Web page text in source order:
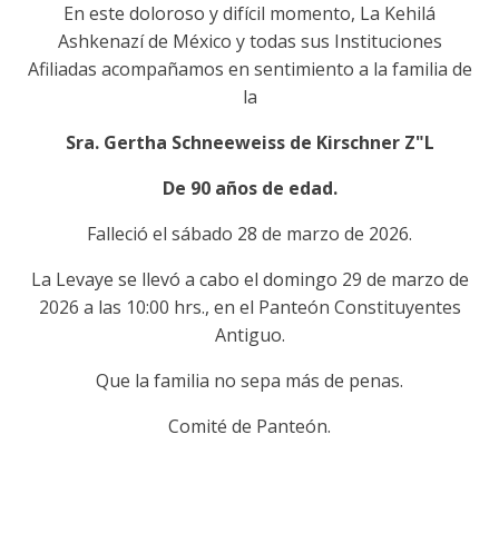
En este doloroso y difícil momento, La Kehilá
Ashkenazí de México y todas sus Instituciones
Afiliadas acompañamos en sentimiento a la familia de
la
Sra. Gertha Schneeweiss de Kirschner Z"L
De 90 años de edad.
Falleció el sábado 28 de marzo de 2026.
La Levaye se llevó a cabo el domingo 29 de marzo de
2026 a las 10:00 hrs., en el Panteón Constituyentes
Antiguo.
Que la familia no sepa más de penas.
Comité de Panteón.